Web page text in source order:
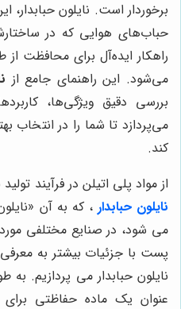
برخوردار است. نایلون حبابدار،
حباب‌های هوایی که در
راهکار ایده‌آل برای محافظت از
می‌شود. این راهنمای جامع از
بررسی دقیق ویژگی‌ها،
می‌پردازد تا شما را در انتخاب
کند.
از مواد پلی اتیلن در فرآیند
نایلون حبابدار ، که به آن
می شود، در صنایع مختلفی مورد
پست با جزئیات بیشتر به
نایلون حبابدار می پردازیم. به
عنوان یک ماده حفاظتی برای